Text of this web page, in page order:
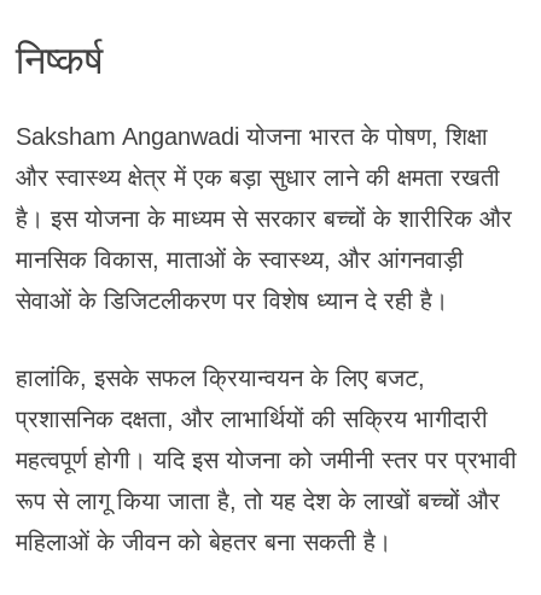
निष्कर्ष
Saksham Anganwadi योजना भारत के पोषण, शिक्षा
और स्वास्थ्य क्षेत्र में एक बड़ा सुधार लाने की क्षमता रखती
है। इस योजना के माध्यम से सरकार बच्चों के शारीरिक और
मानसिक विकास, माताओं के स्वास्थ्य, और आंगनवाड़ी
सेवाओं के डिजिटलीकरण पर विशेष ध्यान दे रही है।
हालांकि, इसके सफल क्रियान्वयन के लिए बजट,
प्रशासनिक दक्षता, और लाभार्थियों की सक्रिय भागीदारी
महत्वपूर्ण होगी। यदि इस योजना को जमीनी स्तर पर प्रभावी
रूप से लागू किया जाता है, तो यह देश के लाखों बच्चों और
महिलाओं के जीवन को बेहतर बना सकती है।